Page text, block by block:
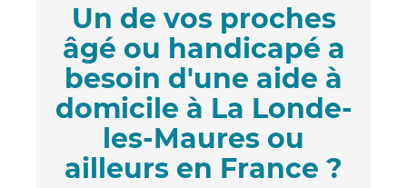
Un de vos proches
âgé ou handicapé a
besoin d'une aide à
domicile à La Londe-
les-Maures ou
ailleurs en France ?